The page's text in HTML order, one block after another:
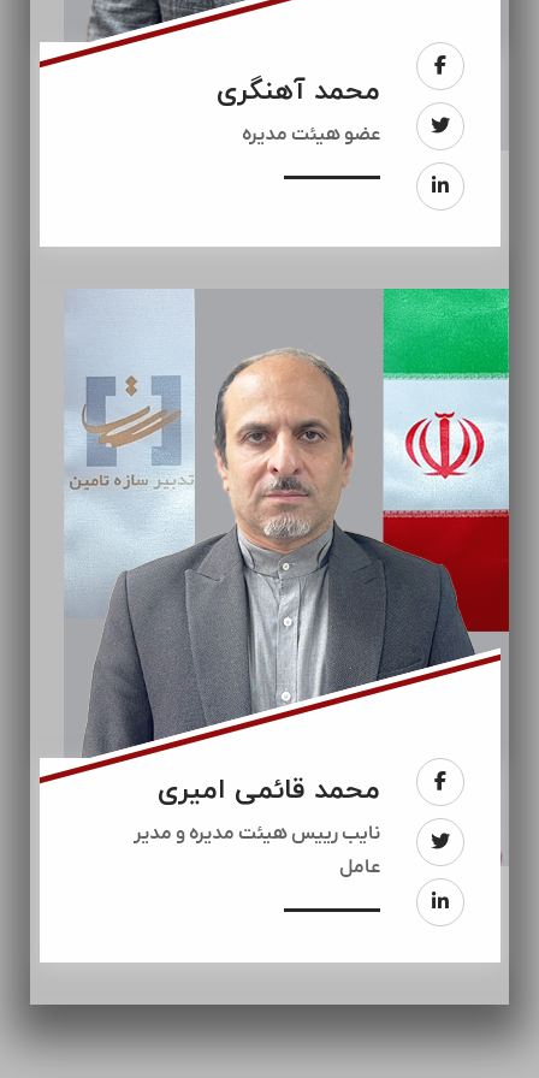
محمد آهنگری
عضو هیئت مدیره
محمد قائمی امیری
نایب رییس هیئت مدیره و مدیر
عامل